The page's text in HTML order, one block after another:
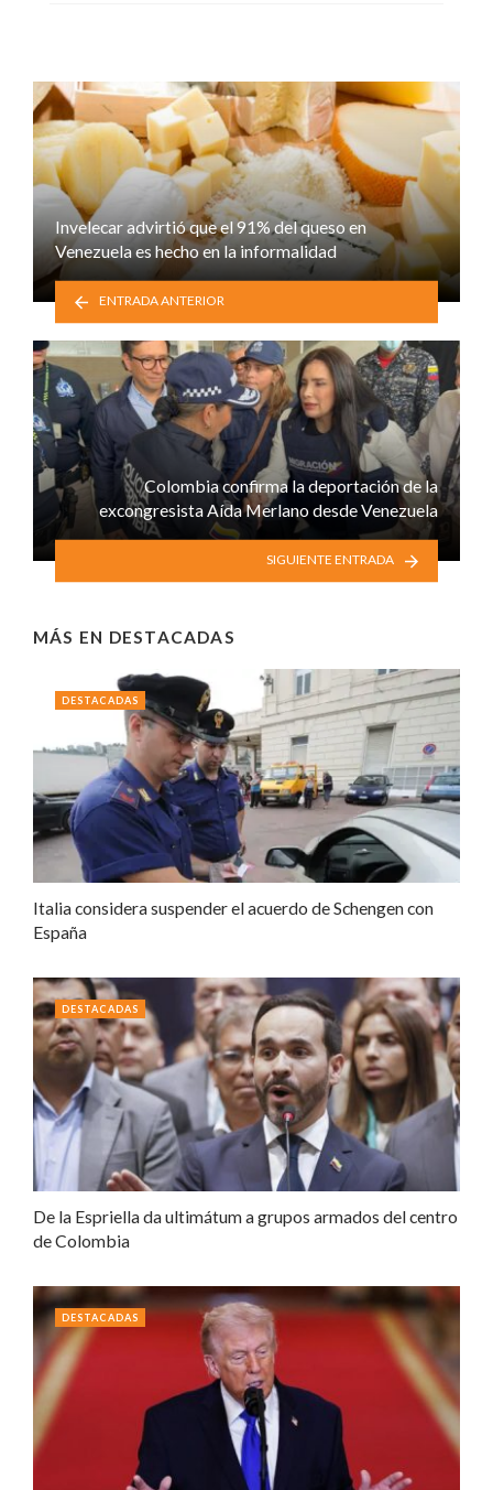
Invelecar advirtió que el 91% del queso en
Venezuela es hecho en la informalidad
ENTRADA ANTERIOR
Colombia confirma la deportación de la
excongresista Aída Merlano desde Venezuela
SIGUIENTE ENTRADA
MÁS EN DESTACADAS
Italia considera suspender el acuerdo de Schengen con
España
DESTACADAS
De la Espriella da ultimátum a grupos armados del centro
de Colombia
DESTACADAS
DESTACADAS